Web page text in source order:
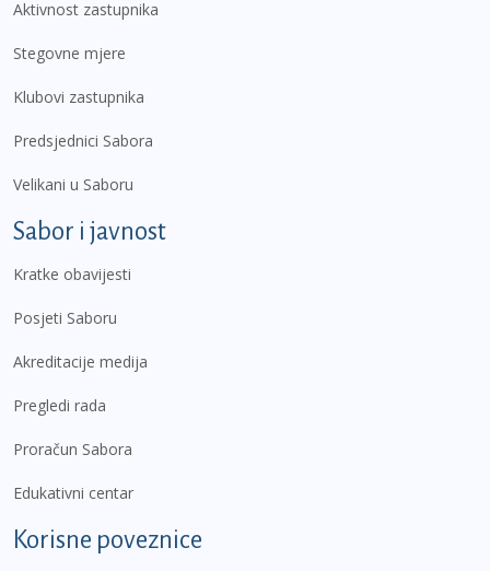
Aktivnost zastupnika
Stegovne mjere
Klubovi zastupnika
Predsjednici Sabora
Velikani u Saboru
Sabor i javnost
Kratke obavijesti
Posjeti Saboru
Akreditacije medija
Pregledi rada
Proračun Sabora
Edukativni centar
Korisne poveznice